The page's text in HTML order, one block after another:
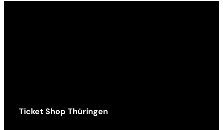
Ticket Shop Thüringen